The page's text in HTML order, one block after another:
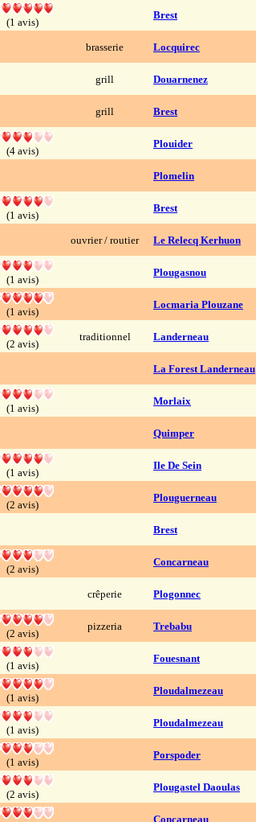
(1 avis)
Brest
brasserie Locquirec
grill Douarnenez
grill Brest
(4 avis)
Plouider
Plomelin
(1 avis)
Brest
ouvrier / routier Le Relecq Kerhuon
(1 avis)
Plougasnou
(1 avis)
Locmaria Plouzane
(2 avis)
traditionnel Landerneau
La Forest Landerneau
(1 avis)
Morlaix
Quimper
(1 avis)
Ile De Sein
(2 avis)
Plouguerneau
Brest
(2 avis)
Concarneau
crêperie Plogonnec
(2 avis)
pizzeria Trebabu
(1 avis)
Fouesnant
(1 avis)
Ploudalmezeau
(1 avis)
Ploudalmezeau
(1 avis)
Porspoder
(2 avis)
Plougastel Daoulas
Concarneau